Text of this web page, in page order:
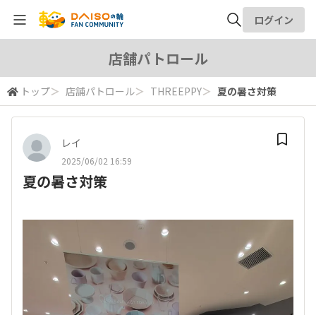
検索
ログイン
店舗パトロール
トップ＞ 店舗パトロール＞ THREEPPY＞ 夏の暑さ対策
レイ
2025/06/02 16:59
夏の暑さ対策